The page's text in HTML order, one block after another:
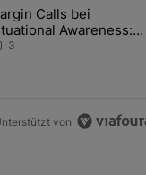
Artikel der letzten 7
der
mit dem Titel
Calls bei
Awareness:
über den Retter-
3
von